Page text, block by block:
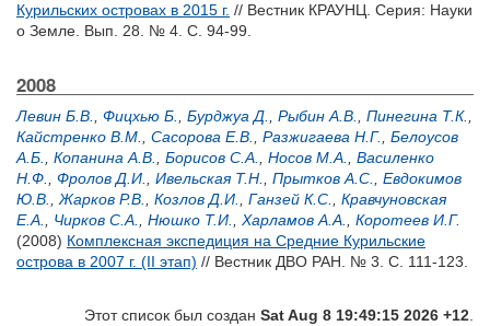
Курильских островах в 2015 г. // Вестник КРАУНЦ. Серия: Науки
о Земле. Вып. 28. № 4. С. 94-99.
2008
Левин Б.В. Фицхью Б. Бурджуа Д. Рыбин А.В. Пинегина Т.К.
Кайстренко В.М.
Сасорова Е.В. Разжигаева Н.Г.
Белоусов
А.Б.
Копанина А.В. Борисов С.А. Носов М.А.
Василенко
Н.Ф.
Фролов Д.И. Ивельская Т.Н. Прытков А.С.
Евдокимов
Ю.В.
Жарков Р.В. Козлов Д.И. Ганзей К.С.
Кравчуновская
Е.А.
Чирков С.А. Нюшко Т.И. Харламов А.А.
Коротеев И.Г.
(2008) Комплексная экспедиция на Средние Курильские
острова в 2007 г. (II этап) // Вестник ДВО РАН. № 3. С. 111-123.
Этот список был создан Sat Aug 8 19:49:15 2026 +12